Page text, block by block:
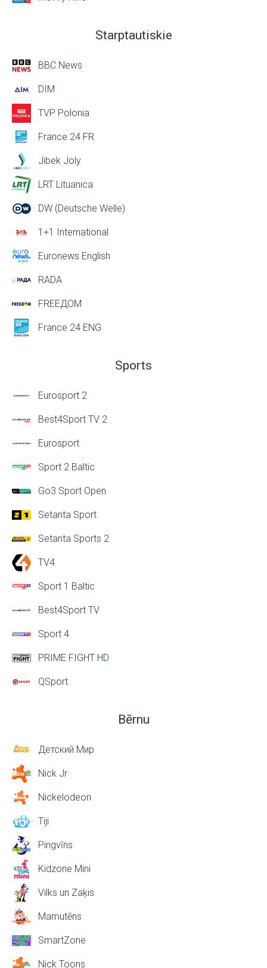
Starptautiskie
BBC News
DIM
TVP Polonia
France 24 FR
Jibek Joly
LRT Lituanica
DW (Deutsche Welle)
1+1 International
Euronews English
RADA
FREEДОМ
France 24 ENG
Sports
Eurosport 2
Best4Sport TV 2
Eurosport
Sport 2 Baltic
Go3 Sport Open
Setanta Sport
Setanta Sports 2
TV4
Sport 1 Baltic
Best4Sport TV
Sport 4
PRIME FIGHT HD
QSport
Bērnu
Детский Мир
Nick Jr
Nickelodeon
Tiji
Pingvīns
Kidzone Mini
Vilks un Zaķis
Mamutēns
SmartZone
Nick Toons